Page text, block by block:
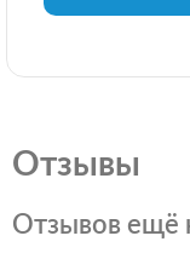
Отзывы
Отзывов ещё